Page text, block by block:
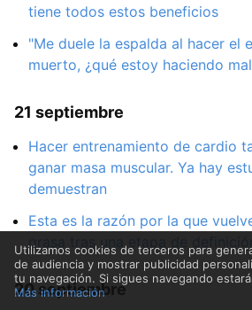
tiene todos estos beneficios
"Me duele la espalda al hacer el
muerto, ¿qué estoy haciendo
21 septiembre
Hacer entrenamiento de cardio
ganar masa muscular. Ya hay
demuestran
Esta es la razón por la que
grasa tras una etapa de definición
20 septiembre
Utilizamos cookies de terceros para
de audiencia y mostrar publicidad
tu navegación. Si sigues navegando
Más información